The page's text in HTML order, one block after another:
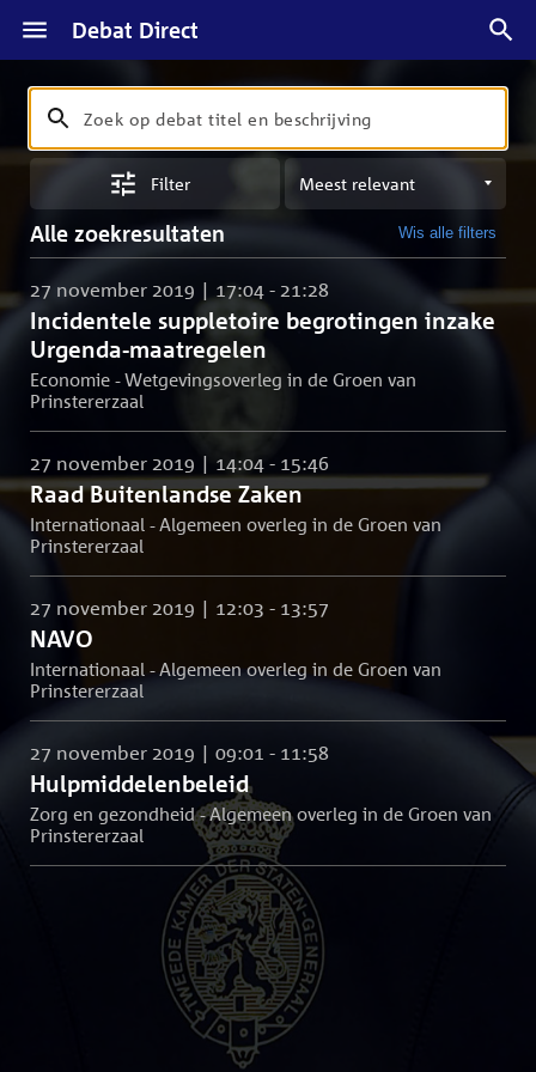
Debat Direct
Zoeken
Zoek
op
en
beschrijving
Filter
Sorteren
op
meest
Alle zoekresultaten Wis alle filters
Incidentele suppletoire begrotingen inzake
Urgenda-maatregelen
27 november 2019 | 17:04 - 21:28
Economie - Wetgevingsoverleg in de Groen van
Prinstererzaal
Raad Buitenlandse Zaken
27 november 2019 | 14:04 - 15:46
Internationaal - Algemeen overleg in de Groen van
Prinstererzaal
NAVO
27 november 2019 | 12:03 - 13:57
Internationaal - Algemeen overleg in de Groen van
Prinstererzaal
Hulpmiddelenbeleid
27 november 2019 | 09:01 - 11:58
Zorg en gezondheid - Algemeen overleg in de Groen van
Prinstererzaal